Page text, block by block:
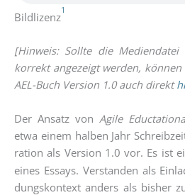
Bild­li­zenz1
[Hin­weis: Soll­te die
kor­rekt ange­zeigt wer­den,
AEL-Buch Ver­si­on 1.0 auch direkt
Der Ansatz von Agi­le
etwa einem hal­ben Jahr
ra­ti­on als Ver­si­on 1.0 vor. Es ist
eines Essays. Ver­stan­den als
dungs­kon­text anders als bis­her